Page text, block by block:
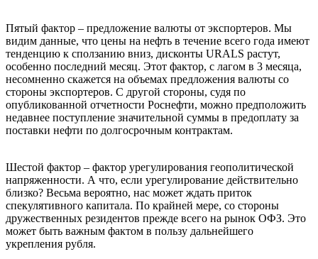
Пятый фактор – предложение валюты от экспортеров. Мы
видим данные, что цены на нефть в течение всего года имеют
тенденцию к сползанию вниз, дисконты URALS растут,
особенно последний месяц. Этот фактор, с лагом в 3 месяца,
несомненно скажется на объемах предложения валюты со
стороны экспортеров. С другой стороны, судя по
опубликованной отчетности Роснефти, можно предположить
недавнее поступление значительной суммы в предоплату за
поставки нефти по долгосрочным контрактам.
Шестой фактор – фактор урегулирования геополитической
напряженности. А что, если урегулирование действительно
близко? Весьма вероятно, нас может ждать приток
спекулятивного капитала. По крайней мере, со стороны
дружественных резидентов прежде всего на рынок ОФЗ. Это
может быть важным фактом в пользу дальнейшего
укрепления рубля.